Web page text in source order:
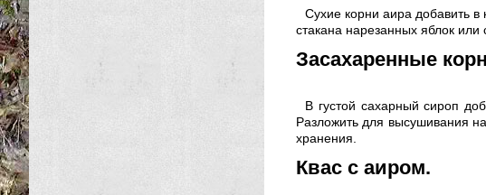
Сухие корни аира добавить
стакана нарезанных яблок или
Засахаренные
В густой сахарный сироп
Разложить для высушивания
хранения.
Квас с аиром.